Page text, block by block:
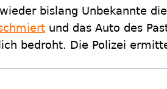
bislang Unbekannte die
und das Auto des
bedroht. Die Polizei